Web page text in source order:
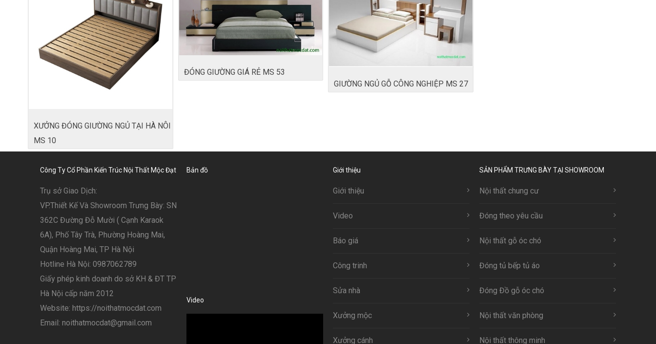
XƯỞNG ĐÓNG GIƯỜNG NGỦ TẠI HÀ NÔI
MS 10
ĐÓNG GIƯỜNG GIÁ RẺ MS 53
GIƯỜNG NGỦ GỖ CÔNG NGHIỆP MS 27
Công Ty Cổ Phần Kiến Trúc Nội Thất Mộc Đạt
Trụ sở Giao Dịch:
VP.Thiết Kế Và Showroom Trưng Bày: SN
362C Đường Đỗ Mười ( Cạnh Karaok
6A), Phố Tây Trà, Phường Hoàng Mai,
Quận Hoàng Mai, TP Hà Nội
Hotline Hà Nội: 0987062789
Giấy phép kinh doanh do sở KH & ĐT TP
Hà Nội cấp năm 2012
Website: https://noithatmocdat.com
Email: noithatmocdat@gmail.com
Bản đồ
Video
Giới thiệu
Giới thiệu
Video
Báo giá
Công trinh
Sửa nhà
Xưởng mộc
Xưởng cánh
SẢN PHẨM TRƯNG BÀY TẠI SHOWROOM
Nội thất chung cư
Đóng theo yêu cầu
Nội thất gỗ óc chó
Đóng tủ bếp tủ áo
Đóng Đồ gỗ óc chó
Nội thất văn phòng
Nội thất thông minh